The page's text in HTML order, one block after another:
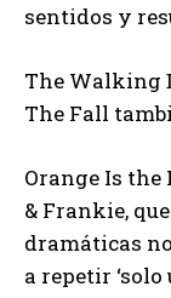
sentidos y
The Walking
The Fall
Orange Is the
& Frankie,
dramáticas
a repetir ‘solo